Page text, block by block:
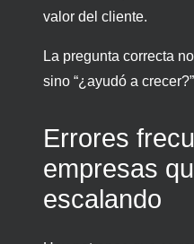
valor del cliente.
La pregunta correcta
sino “¿ayudó a
Errores
empresas
escalando